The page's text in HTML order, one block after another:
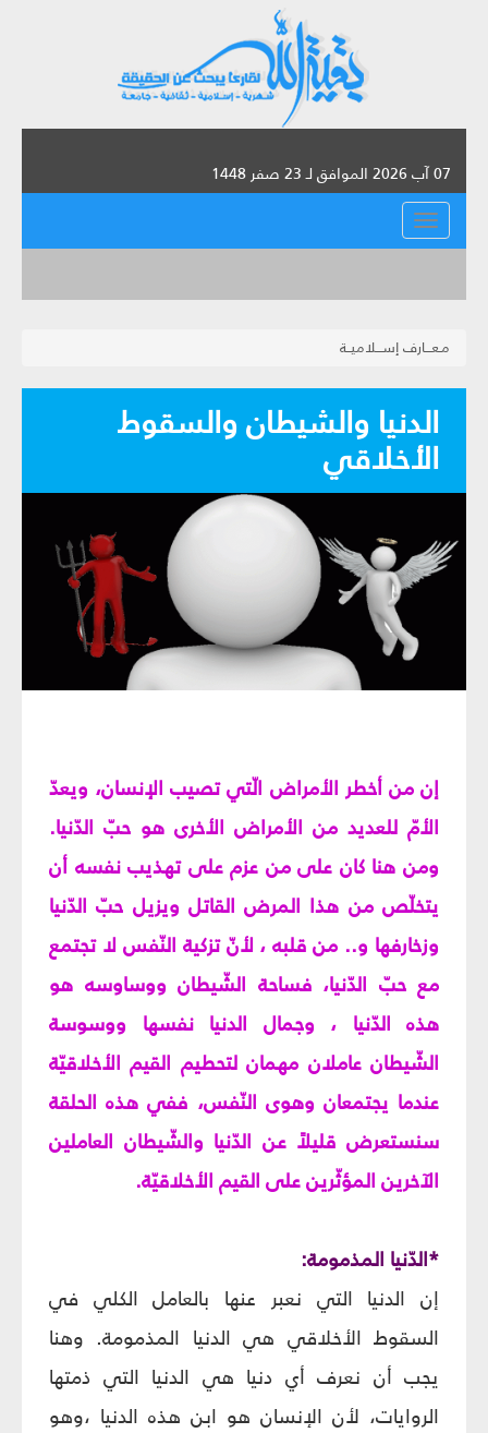
07 آب 2026 الموافق لـ 23 صفر 1448
القائمة
مـعـــارف إســـلاميــة
الدنيا والشيطان والسقوط
الأخلاقي
إن من أخطر الأمراض الّتي تصيب الإنسان، ويعدّ
الأمّ للعديد من الأمراض الأخرى هو حبّ الدّنيا.
ومن هنا كان على من عزم على تهذيب نفسه أن
يتخلّص من هذا المرض القاتل ويزيل حبّ الدّنيا
وزخارفها و.. من قلبه ، لأنّ تزكية النّفس لا تجتمع
مع حبّ الدّنيا، فساحة الشّيطان ووساوسه هو
هذه الدّنيا ، وجمال الدنيا نفسها ووسوسة
الشّيطان عاملان مهمان لتحطيم القيم الأخلاقيّة
عندما يجتمعان وهوى النّفس، ففي هذه الحلقة
سنستعرض قليلاً عن الدّنيا والشّيطان العاملين
الآخرين المؤثّرين على القيم الأخلاقيّة.
*الدّنيا المذمومة:
إن الدنيا التي نعبر عنها بالعامل الكلي في
السقوط الأخلاقي هي الدنيا المذمومة. وهنا
يجب أن نعرف أي دنيا هي الدنيا التي ذمتها
الروايات، لأن الإنسان هو ابن هذه الدنيا ،وهو